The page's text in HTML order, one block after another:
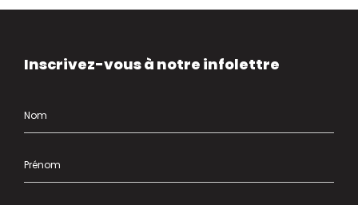
Inscrivez-vous à notre infolettre